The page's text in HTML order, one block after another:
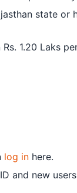
state or
1.20 Laks
log in here.
and new